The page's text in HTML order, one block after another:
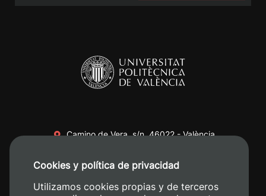
Camino de Vera, s/n. 46022 - València
+34 620 04 00 50
Cookies y política de privacidad
Utilizamos cookies propias y de terceros